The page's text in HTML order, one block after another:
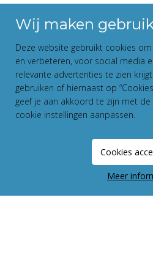
Privacy
Fundament
Wij maken
Deze website gebruikt cookies
en verbeteren, voor social media
relevante advertenties te zien
gebruiken of hiernaast op
geef je aan akkoord te zijn met de
cookie instellingen aanpassen.
Cookies
Meer